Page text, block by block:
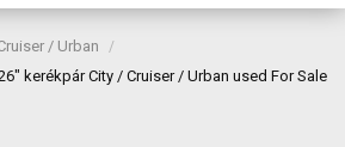
/ Urban
kerékpár City / Cruiser / Urban used For Sale